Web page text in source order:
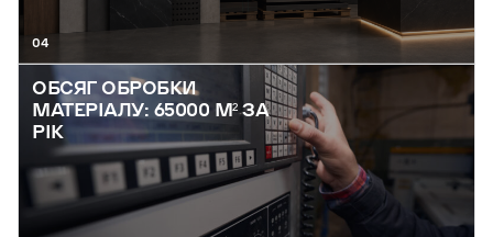
04
ОБСЯГ ОБРОБКИ
МАТЕРІАЛУ: 65000 М² ЗА
РІК